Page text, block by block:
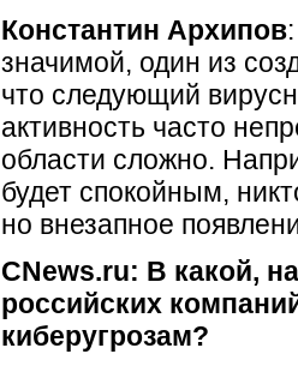
Константин Архипов
значимой, один из
что следующий
активность часто
области сложно.
будет спокойным,
но внезапное
CNews.ru: В какой,
российских
киберугрозам?